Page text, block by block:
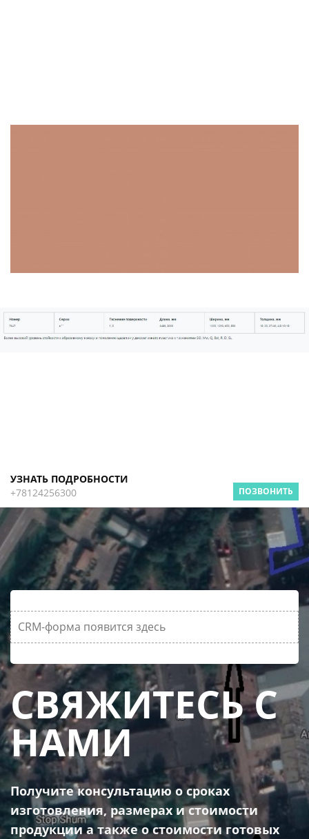
УЗНАТЬ ПОДРОБНОСТИ
+78124256300
ПОЗВОНИТЬ
CRM-форма появится здесь
СВЯЖИТЕСЬ С
НАМИ
Получите консультацию о сроках
изготовления, размерах и стоимости
продукции а также о стоимости готовых